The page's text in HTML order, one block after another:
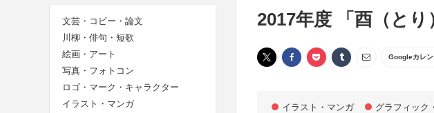
文芸・コピー・論文
川柳・俳句・短歌
絵画・アート
写真・フォトコン
ロゴ・マーク・キャラクター
イラスト・マンガ
2017年度 「酉（と
Googleカレ
イラスト・マンガ グラフィック